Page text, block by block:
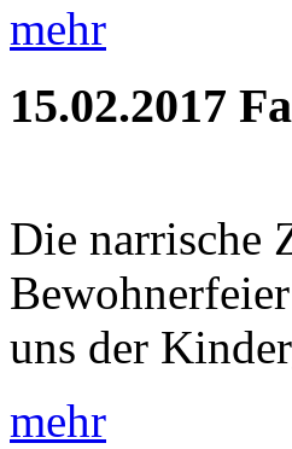
mehr
15.02.2017
Die narrische
uns der
mehr